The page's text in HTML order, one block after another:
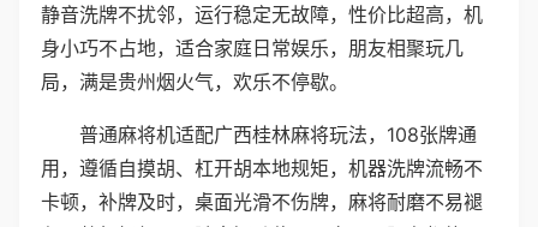
静音洗牌不扰邻，运行稳定无故障，性价比超高，机
身小巧不占地，适合家庭日常娱乐，朋友相聚玩几
局，满是贵州烟火气，欢乐不停歇。
普通麻将机适配广西桂林麻将玩法，108张牌通
用，遵循自摸胡、杠开胡本地规矩，机器洗牌流畅不
卡顿，补牌及时，桌面光滑不伤牌，麻将耐磨不易褪